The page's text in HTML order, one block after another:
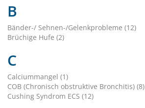
B
Bänder-/ Sehnen-/Gelenkprobleme (12)
Brüchige Hufe (2)
C
Calciummangel (1)
COB (Chronisch obstruktive Bronchitis) (8)
Cushing Syndrom ECS (12)